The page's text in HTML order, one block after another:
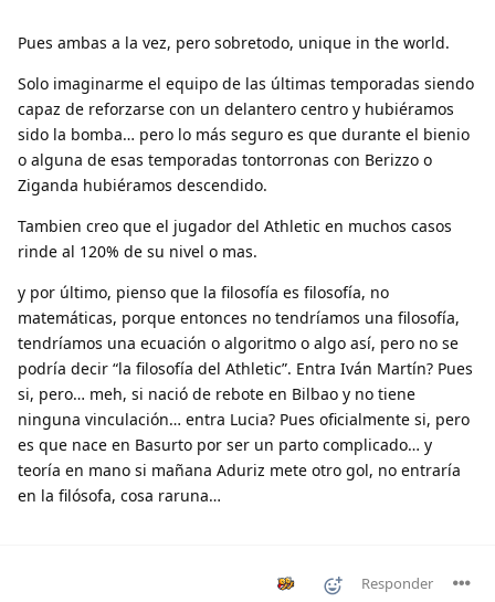
Pues ambas a la vez, pero sobretodo, unique in the world.
Solo imaginarme el equipo de las últimas temporadas siendo
capaz de reforzarse con un delantero centro y hubiéramos
sido la bomba… pero lo más seguro es que durante el bienio
o alguna de esas temporadas tontorronas con Berizzo o
Ziganda hubiéramos descendido.
Tambien creo que el jugador del Athletic en muchos casos
rinde al 120% de su nivel o mas.
y por último, pienso que la filosofía es filosofía, no
matemáticas, porque entonces no tendríamos una filosofía,
tendríamos una ecuación o algoritmo o algo así, pero no se
podría decir “la filosofía del Athletic”. Entra Iván Martín? Pues
si, pero… meh, si nació de rebote en Bilbao y no tiene
ninguna vinculación… entra Lucia? Pues oficialmente si, pero
es que nace en Basurto por ser un parto complicado… y
teoría en mano si mañana Aduriz mete otro gol, no entraría
en la filósofa, cosa raruna…
Responder